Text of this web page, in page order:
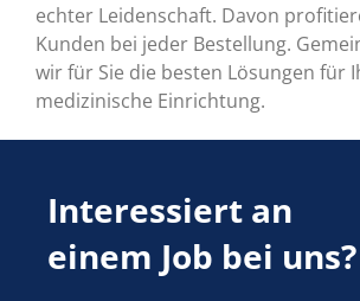
echter Leidenschaft. Davon
Kunden bei jeder Bestellung.
wir für Sie die besten Lösungen für
medizinische Einrichtung.
Interessiert an
einem Job bei uns?